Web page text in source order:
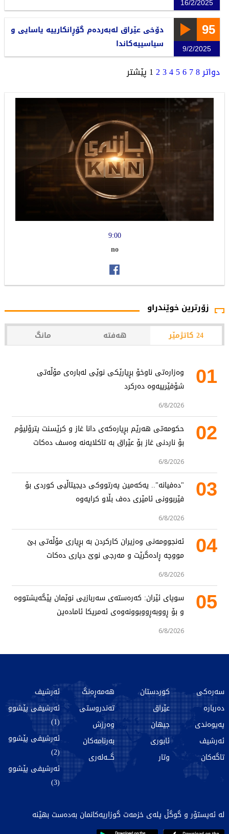
9:00
no
16/2/2025
95
9/2/2025
دۆخی عێراق لەبەردەم گۆڕانکارییە یاسایی و
سیاسییەکاندا
دواتر 1 2345678 پێشتر
زۆرترین خوێندراو
24 کاتژمێر هەفتە مانگ
01
وەزارەتی ناوخۆ بڕیارێکی نوێی لەبارەی مۆڵەتی
شۆفێرییەوە دەرکرد
6/8/2026
02
حکومەتی هەرێم بڕیارەکەی دانا غاز و کرێسنت پترۆلیۆم
بۆ ناردنی غاز بۆ عێراق بە تاکلایەنە وەسف دەکات
6/8/2026
03
"دەفیانە".. یەکەمین پەرتووکی دیجیتاڵیی کوردی بۆ
فێربوونی ئامێری دەف بڵاو کرایەوە
6/8/2026
04
ئەنجوومەنی وەزیران کارکردن بە بڕیاری مۆڵەتی بێ
مووچە ڕادەگرێت و مەرجی نوێ دیاری دەکات
6/8/2026
05
سوپای ئێران: کەرەستەی سەربازیی نوێمان پێگەیشتووە
و بۆ ڕووبەڕووبوونەوەی ئەمریکا ئامادەین
6/8/2026
سەرەکی
دەربارە
پەیوەندی
ئەرشیف
تاگەکان
کوردستان
عێراق
جیهان
ئابوری
وتار
هەمەڕەنگ
تەندروستی
وەرزش
بەرنامەکان
گـــەلەری
ئەرشیف
ئەرشیفی پێشوو
(1)
ئەرشیفی پێشوو
(2)
ئەرشیفی پێشوو
(3)
لە ئەپستۆر و گوگڵ پلەی خزمەت گوزاریەکانمان بەدەست بهێنە